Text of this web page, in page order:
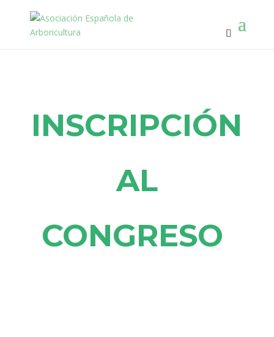
INSCRIPCIÓN
AL
CONGRESO